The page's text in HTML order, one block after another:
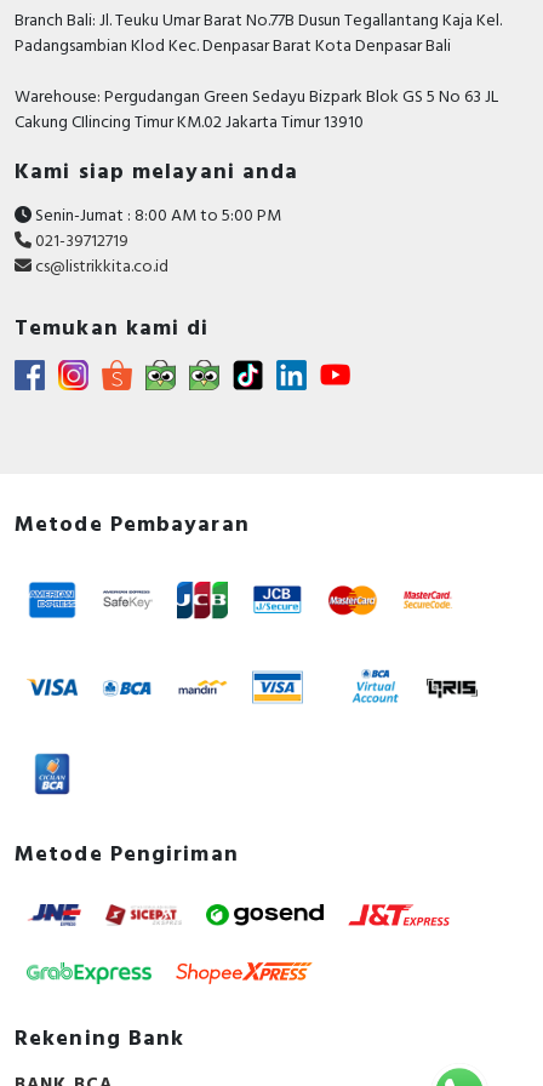
release
With thermal overload
FALSE
Degree of protection
(IP)
Device construction
Documents
Declaration of conformity - UK_DoC_
250A - End of Life Instructions
trip unit 250A - Product Environmental Profile
Instruction Sheet
Catalog - ComPacT NSX & NSXm Circuit
Breakers and Switch Disconnectors from 16 to
Promotional video - Quasar eCommerce video
Branch Bali: Jl. Teuku Umar Barat No.77B Dusun Tegallantang Kaja Kel.
Padangsambian Klod Kec. Denpasar Barat Kota Denpasar Bali
Warehouse: Pergudangan Green Sedayu Bizpark Blok GS 5 No 63 JL
Cakung CIlincing Timur KM.02 Jakarta Timur 13910
Kami siap melayani anda
Senin-Jumat : 8:00 AM to 5:00 PM
021-39712719
cs@listrikkita.co.id
Temukan kami di
Metode Pembayaran
Metode Pengiriman
Rekening Bank